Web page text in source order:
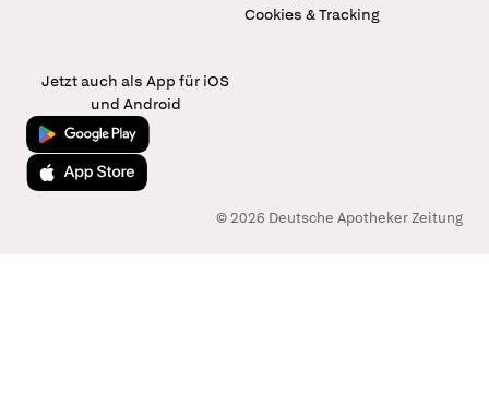
Cookies & Tracking
Jetzt auch als App für iOS
und Android
Jetzt bei Google Play
Laden im App Store
© 2026 Deutsche Apotheker Zeitung